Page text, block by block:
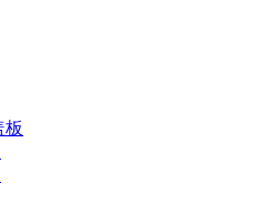
板